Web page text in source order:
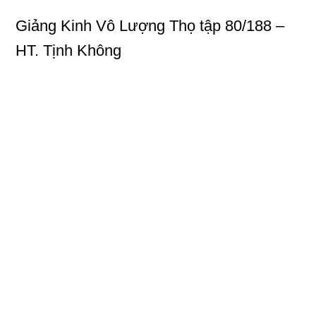
Giảng Kinh Vô Lượng Thọ tập 80/188 –
HT. Tịnh Không